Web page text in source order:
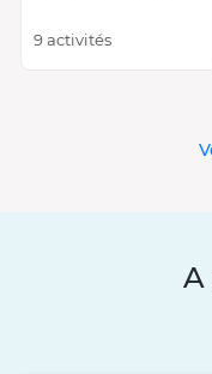
9 activités